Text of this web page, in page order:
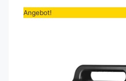
Angebot!Preis
war:
Preis
ist: